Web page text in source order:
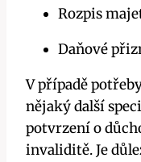
Rozpis
Daňové
V případě
nějaký další
potvrzení o
invaliditě. Je